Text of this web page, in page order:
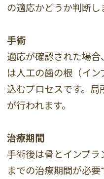
の適応かどうか判断し
手術
適応が確認された場
は人工の歯の根（イ
込むプロセスです。
が行われます。
治療期間
手術後は骨とインプ
までの治療期間が必